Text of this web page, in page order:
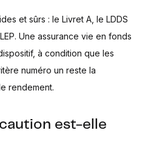
et sûrs : le Livret A, le LDDS
Une assurance vie en fonds
à condition que les
numéro un reste la
rendement.
est-elle